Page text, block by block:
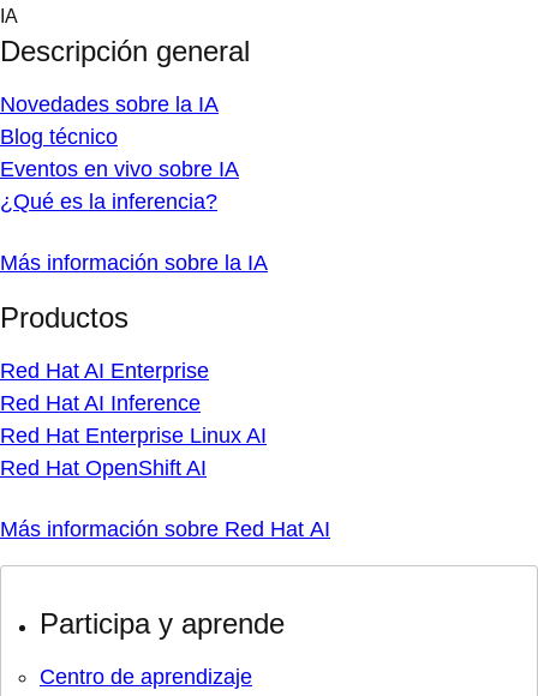
Skip
content
IA
Descripción general
Novedades sobre la IA
Blog técnico
Eventos en vivo sobre IA
¿Qué es la inferencia?
Más información sobre la IA
Productos
Red Hat AI Enterprise
Red Hat AI Inference
Red Hat Enterprise Linux AI
Red Hat OpenShift AI
Más información sobre Red Hat AI
Participa y aprende
Centro de aprendizaje